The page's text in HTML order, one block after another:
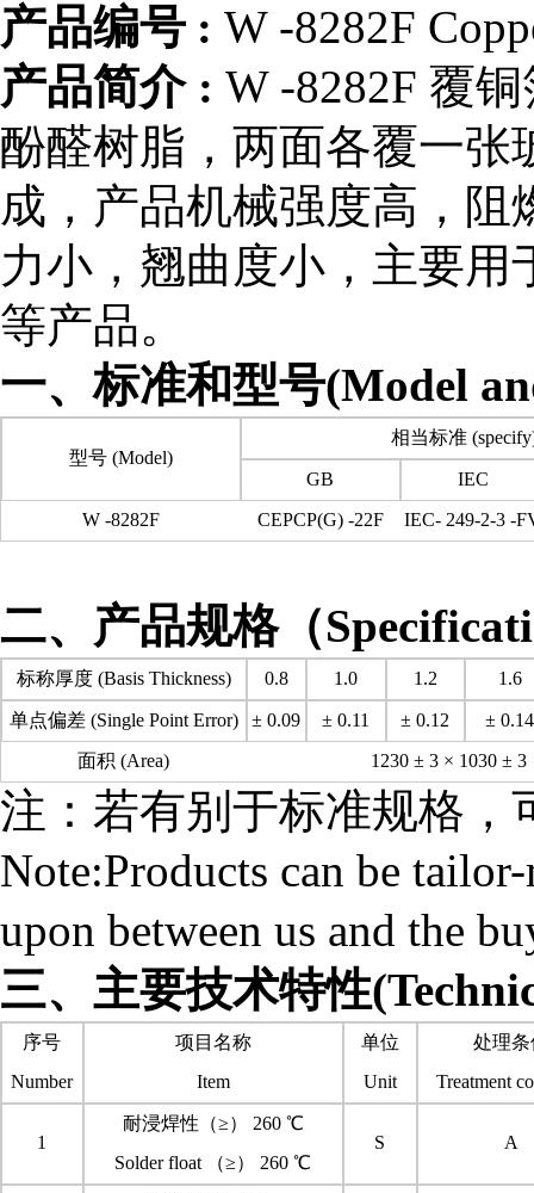
产品编号 : W -8282F
产品简介 : W -8282F 覆
酚醛树脂，两面各覆一张
成，产品机械强度高，
力小，翘曲度小，主要
等产品。
一、标准和型号(Model
型号 (Model)
相当标准
GB
IEC
W -8282F
CEPCP(G) -22F IEC- 249-2-3 -
二、产品规格（
标称厚度 (Basis Thickness) 0.8 1.0 1.2 1.6
单点偏差 (Single Point Error) ± 0.09 ± 0.11 ± 0.12
± 0.14
面积 (Area)
1230 ± 3 × 1030 ± 3
注：若有别于标准规格，
Note:Products can be
upon between us and the
三、主要技术特性
序号
Number
项目名称
Item
单位
Unit
处理条
Treatment
1
耐浸焊性（≥） 260 ℃
Solder float （≥） 260 ℃
S A